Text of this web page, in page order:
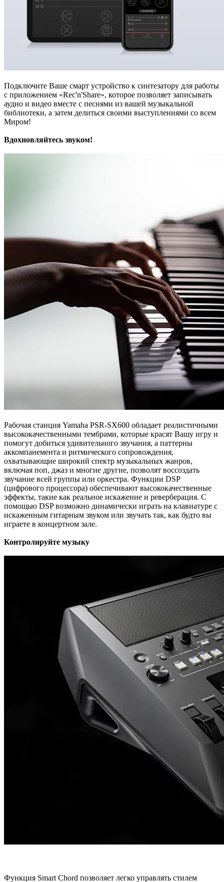
Подключите Ваше смарт устройство к синтезатору для работы
с приложением «Rec'n'Share», которое позволяет записывать
аудио и видео вместе с песнями из вашей музыкальной
библиотеки, а затем делиться своими выступлениями со всем
Миром!
Вдохновляйтесь звуком!
Рабочая станция Yamaha PSR-SX600 обладает реалистичными
высококачественными тембрами, которые красят Вашу игру и
помогут добиться удивительного звучания, а паттерны
аккомпанемента и ритмического сопровождения,
охватывающие широкий спектр музыкальных жанров,
включая поп, джаз и многие другие, позволят воссоздать
звучание всей группы или оркестра. Функции DSP
(цифрового процессора) обеспечивают высококачественные
эффекты, такие как реальное искажение и реверберация. С
помощью DSP возможно динамически играть на клавиатуре с
искаженным гитарным звуком или звучать так, как будто вы
играете в концертном зале.
Контролируйте музыку
Функция Smart Chord позволяет легко управлять стилем